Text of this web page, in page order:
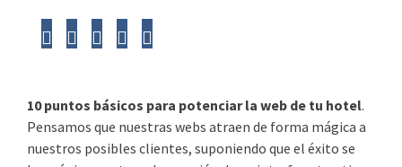
10 puntos básicos para potenciar la web de tu hotel.
Pensamos que nuestras webs atraen de forma mágica a
nuestros posibles clientes, suponiendo que el éxito se